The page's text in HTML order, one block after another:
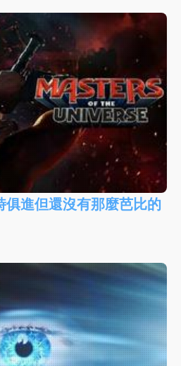
俱進但還沒有那麼芭比的